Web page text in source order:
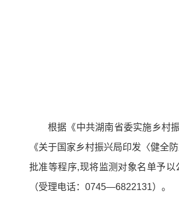
根据《中共湖南省委实施乡村
《关于国家乡村振兴局印发〈健全
批准等程序,现将监测对象名单予
（受理电话：0745—6822131）。